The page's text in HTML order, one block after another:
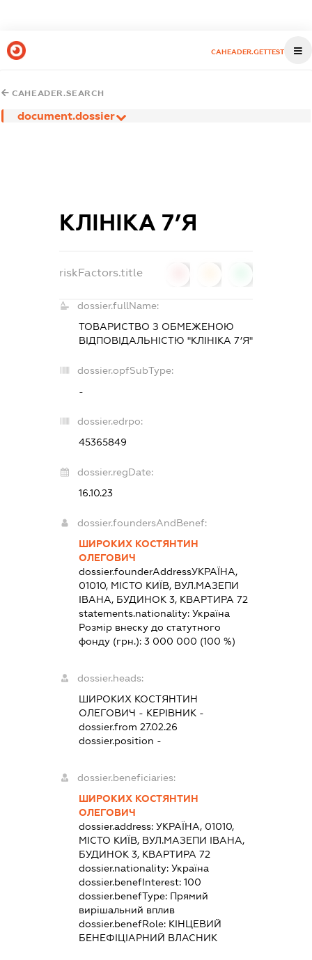
CAHEADER.GETTEST
CAHEADER.SEARCH
document.dossier
КЛІНІКА 7’Я
riskFactors.title
dossier.fullName:
ТОВАРИСТВО З ОБМЕЖЕНОЮ
ВІДПОВІДАЛЬНІСТЮ "КЛІНІКА 7’Я"
dossier.opfSubType:
-
dossier.edrpo:
45365849
dossier.regDate:
16.10.23
dossier.foundersAndBenef:
ШИРОКИХ КОСТЯНТИН
ОЛЕГОВИЧ
dossier.founderAddressУКРАЇНА,
01010, МІСТО КИЇВ, ВУЛ.МАЗЕПИ
ІВАНА, БУДИНОК 3, КВАРТИРА 72
statements.nationality: Україна
Розмір внеску до статутного
фонду (грн.): 3 000 000 (100 %)
dossier.heads:
ШИРОКИХ КОСТЯНТИН
ОЛЕГОВИЧ - КЕРІВНИК -
dossier.from 27.02.26
dossier.position -
dossier.beneficiaries:
ШИРОКИХ КОСТЯНТИН
ОЛЕГОВИЧ
dossier.address: УКРАЇНА, 01010,
МІСТО КИЇВ, ВУЛ.МАЗЕПИ ІВАНА,
БУДИНОК 3, КВАРТИРА 72
dossier.nationality: Україна
dossier.benefInterest: 100
dossier.benefType: Прямий
вирішальний вплив
dossier.benefRole: КІНЦЕВИЙ
БЕНЕФІЦІАРНИЙ ВЛАСНИК